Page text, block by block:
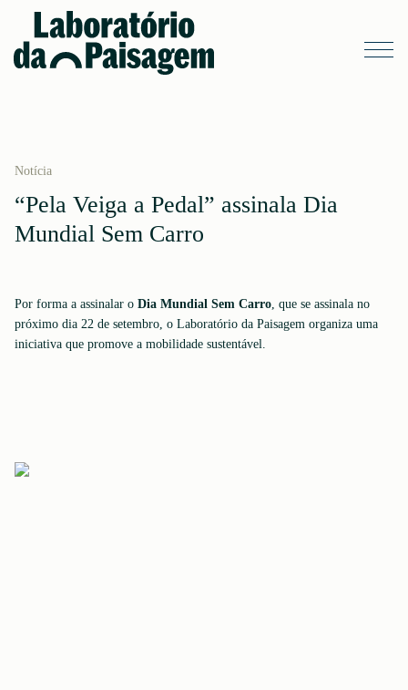
Notícia
“Pela Veiga a Pedal” assinala Dia
Mundial Sem Carro
Por forma a assinalar o Dia Mundial Sem Carro, que se assinala no
próximo dia 22 de setembro, o Laboratório da Paisagem organiza uma
iniciativa que promove a mobilidade sustentável.